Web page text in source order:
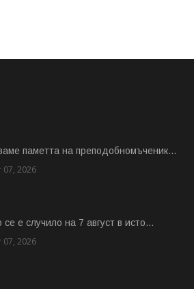
паметта на преподобномъченик...
07, 2026
се е случило на 7 август в исто...
07, 2026